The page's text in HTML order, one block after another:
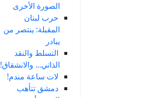
الصورة الأخرى
حرب لبنان
المقبلة: ينتصر من
يبادر
التسلط والنقد
الذاتي... والانشقاق!
لات ساعة مندم!
دمشق تتأهب